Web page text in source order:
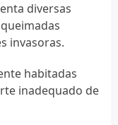
diversas
invasoras.
habitadas
inadequado de